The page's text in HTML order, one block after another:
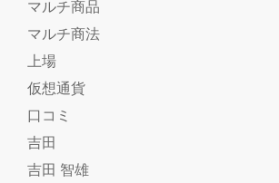
マルチ商品
マルチ商法
上場
仮想通貨
口コミ
吉田
吉田 智雄